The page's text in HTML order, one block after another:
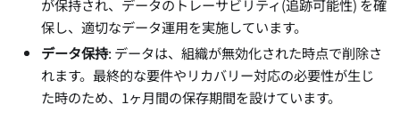
が保持され、データのトレーサビリティ(追跡可能性) を確
保し、適切なデータ運用を実施しています。
データ保持: データは、組織が無効化された時点で削除さ
れます。最終的な要件やリカバリー対応の必要性が生じ
た時のため、1ヶ月間の保存期間を設けています。